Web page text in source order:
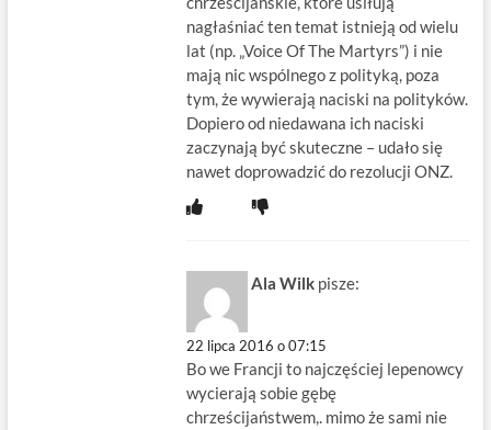
nagłaśniać ten temat istnieją od wielu
lat (np. „Voice Of The Martyrs”) i nie
mają nic wspólnego z polityką, poza
tym, że wywierają naciski na polityków.
Dopiero od niedawana ich naciski
zaczynają być skuteczne – udało się
nawet doprowadzić do rezolucji ONZ.
Ala Wilk pisze:
22 lipca 2016 o 07:15
Bo we Francji to najczęściej lepenowcy
wycierają sobie gębę
chrześcijaństwem,. mimo że sami nie